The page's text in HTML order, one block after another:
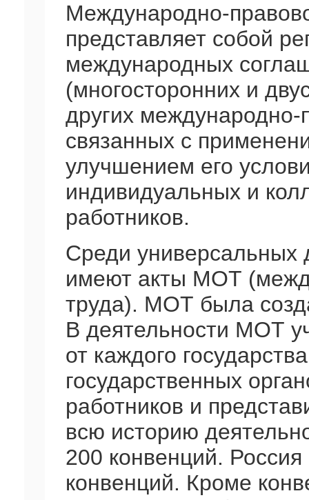
Международно-
представляет собой
международных
(многосторонних и
других международно-
связанных с
улучшением его
индивидуальных и
работников.
Среди универсальных
имеют акты МОТ
труда). МОТ была
В деятельности МОТ
от каждого
государственных
работников и
всю историю
200 конвенций.
конвенций. Кроме